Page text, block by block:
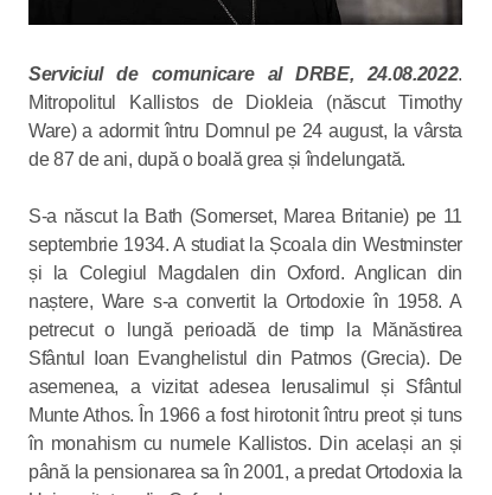
Serviciul de comunicare al DRBE, 24.08.2022.
Mitropolitul Kallistos de Diokleia (născut Timothy
Ware) a adormit întru Domnul pe 24 august, la vârsta
de 87 de ani, după o boală grea și îndelungată.
S-a născut la Bath (Somerset, Marea Britanie) pe 11
septembrie 1934. A studiat la Școala din Westminster
și la Colegiul Magdalen din Oxford. Anglican din
naștere, Ware s-a convertit la Ortodoxie în 1958. A
petrecut o lungă perioadă de timp la Mănăstirea
Sfântul Ioan Evanghelistul din Patmos (Grecia). De
asemenea, a vizitat adesea Ierusalimul și Sfântul
Munte Athos. În 1966 a fost hirotonit întru preot și tuns
în monahism cu numele Kallistos. Din același an și
până la pensionarea sa în 2001, a predat Ortodoxia la